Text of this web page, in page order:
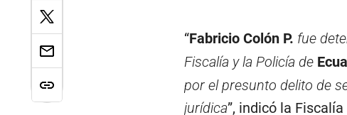
“Fabricio Colón P. fue
Fiscalía y la Policía de
por el presunto delito de
jurídica”, indicó la